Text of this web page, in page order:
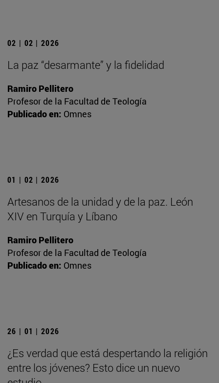
02 | 02 | 2026
La paz “desarmante” y la fidelidad
Ramiro Pellitero
Profesor de la Facultad de Teología
Publicado en: Omnes
01 | 02 | 2026
Artesanos de la unidad y de la paz. León
XIV en Turquía y Líbano
Ramiro Pellitero
Profesor de la Facultad de Teología
Publicado en: Omnes
26 | 01 | 2026
¿Es verdad que está despertando la religión
entre los jóvenes? Esto dice un nuevo